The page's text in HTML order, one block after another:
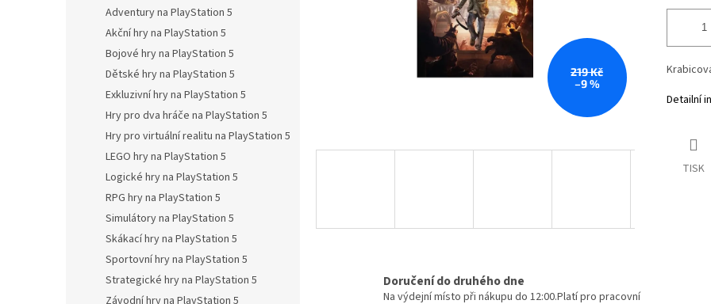
Adventury na PlayStation 5
Akční hry na PlayStation 5
Bojové hry na PlayStation 5
Dětské hry na PlayStation 5
Exkluzivní hry na PlayStation 5
Hry pro dva hráče na PlayStation 5
Hry pro virtuální realitu na PlayStation 5
LEGO hry na PlayStation 5
Logické hry na PlayStation 5
RPG hry na PlayStation 5
Simulátory na PlayStation 5
Skákací hry na PlayStation 5
Sportovní hry na PlayStation 5
Strategické hry na PlayStation 5
Závodní hry na PlayStation 5
219 Kč
–9 %
Detailní
TISK
Doručení do druhého dne
Na výdejní místo při nákupu do 12:00.Platí pro pracovní